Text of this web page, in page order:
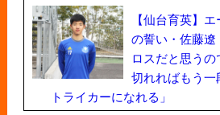
【仙台育英】
の誓い・佐藤
ロスだと思う
切れればもう
トライカーになれる」